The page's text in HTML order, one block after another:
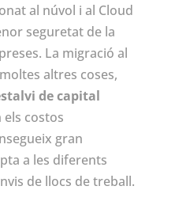
al núvol i al Cloud
seguretat de la
La migració al
altres coses,
de capital
els costos
gran
a les diferents
de llocs de treball.